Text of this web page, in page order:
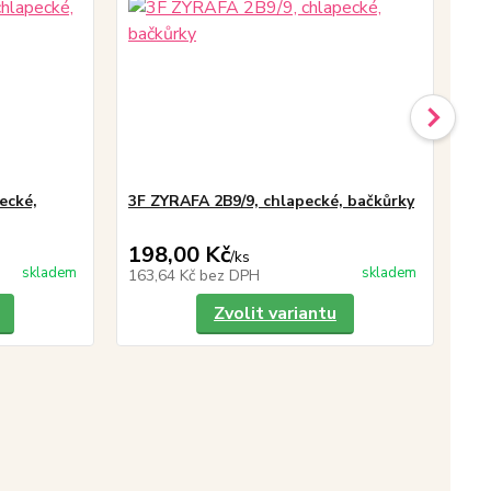
skladem
3F ZYRAFA 2B9/9, chlapecké, bačkůrky
198,00 Kč/ks
163,64 Kč bez DPH skladem
Zvolit variantu